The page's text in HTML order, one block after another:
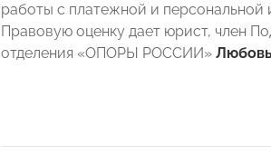
работы с платежной и персональной
Правовую оценку дает юрист, член
отделения «ОПОРЫ РОССИИ»